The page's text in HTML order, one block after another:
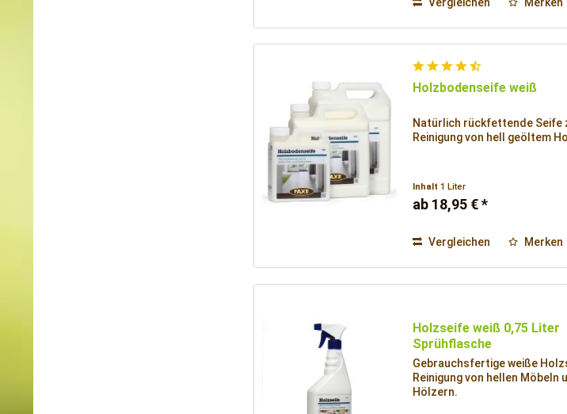
Holzbodenseife weiß
Natürlich rückfettende Seife
Reinigung von hell geöltem
Inhalt1 Liter
ab 18,95 € *
Vergleichen Merken
Holzseife weiß 0,75 Liter
Sprühflasche
Gebrauchsfertige weiße
Reinigung von hellen Möbeln
Hölzern.